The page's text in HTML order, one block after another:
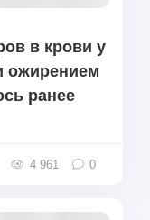
в крови у
ожирением
ранее
4 961 0